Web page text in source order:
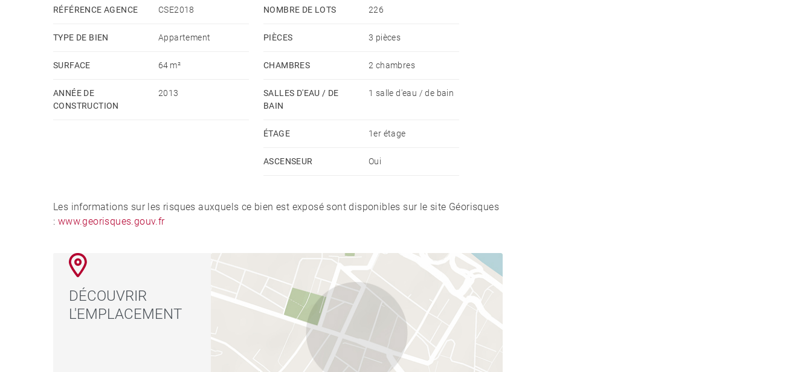
RÉFÉRENCE AGENCE CSE2018
TYPE DE BIEN Appartement
SURFACE 64 m²
ANNÉE DE
CONSTRUCTION
2013
NOMBRE DE LOTS 226
PIÈCES 3 pièces
CHAMBRES 2 chambres
SALLES D'EAU / DE
BAIN
1 salle d'eau / de bain
ÉTAGE 1er étage
ASCENSEUR Oui
Les informations sur les risques auxquels ce bien est exposé sont disponibles sur le site Géorisques
: www.georisques.gouv.fr
DÉCOUVRIR
L'EMPLACEMENT